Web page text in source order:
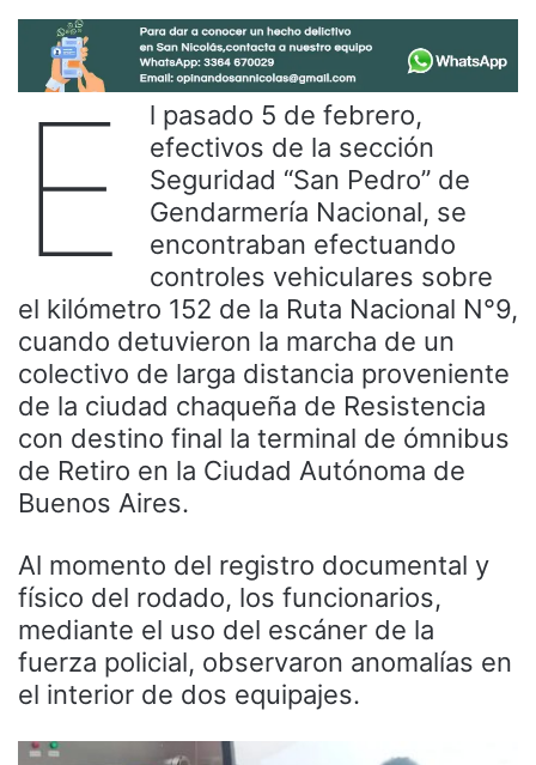
E
l pasado 5 de febrero,
efectivos de la sección
Seguridad “San Pedro” de
Gendarmería Nacional, se
encontraban efectuando
controles vehiculares sobre
el kilómetro 152 de la Ruta Nacional N°9,
cuando detuvieron la marcha de un
colectivo de larga distancia proveniente
de la ciudad chaqueña de Resistencia
con destino final la terminal de ómnibus
de Retiro en la Ciudad Autónoma de
Buenos Aires.
Al momento del registro documental y
físico del rodado, los funcionarios,
mediante el uso del escáner de la
fuerza policial, observaron anomalías en
el interior de dos equipajes.